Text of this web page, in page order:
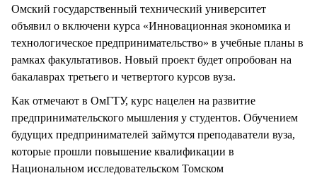
Омский государственный технический университет
объявил о включени курса «Инновационная экономика и
технологическое предпринимательство» в учебные планы в
рамках факультативов. Новый проект будет опробован на
бакалаврах третьего и четвертого курсов вуза.
Как отмечают в ОмГТУ, курс нацелен на развитие
предпринимательского мышления у студентов. Обучением
будущих предпринимателей займутся преподаватели вуза,
которые прошли повышение квалификации в
Национальном исследовательском Томском